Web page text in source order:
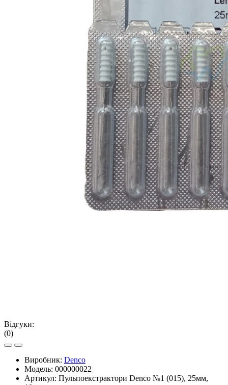
Відгуки:
(0)
Виробник: Denco
Модель: 000000022
Артикул: Пульпоекстрактори Denco №1 (015), 25мм,